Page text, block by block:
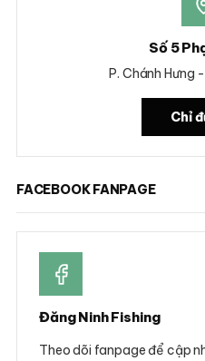
Số 5
P. Chánh Hưng
Chỉ
FACEBOOK FANPAGE
Đăng Ninh Fishing
Theo dõi fanpage để cập